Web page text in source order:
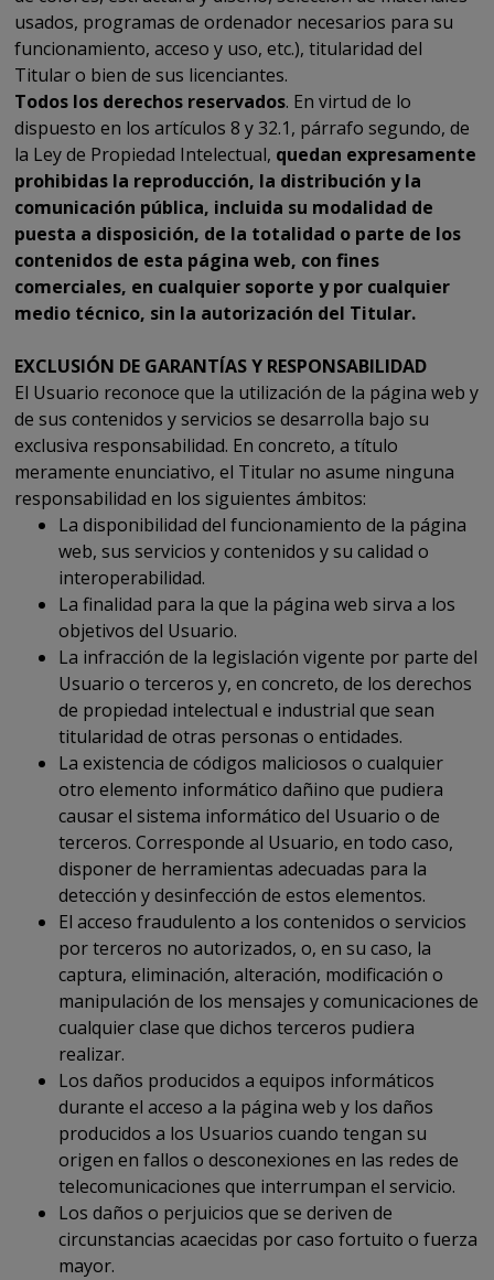
usados, programas de ordenador necesarios para su
funcionamiento, acceso y uso, etc.), titularidad del
Titular o bien de sus licenciantes.
Todos los derechos reservados. En virtud de lo
dispuesto en los artículos 8 y 32.1, párrafo segundo, de
la Ley de Propiedad Intelectual, quedan expresamente
prohibidas la reproducción, la distribución y la
comunicación pública, incluida su modalidad de
puesta a disposición, de la totalidad o parte de los
contenidos de esta página web, con fines
comerciales, en cualquier soporte y por cualquier
medio técnico, sin la autorización del Titular.
EXCLUSIÓN DE GARANTÍAS Y RESPONSABILIDAD
El Usuario reconoce que la utilización de la página web y
de sus contenidos y servicios se desarrolla bajo su
exclusiva responsabilidad. En concreto, a título
meramente enunciativo, el Titular no asume ninguna
responsabilidad en los siguientes ámbitos:
La disponibilidad del funcionamiento de la página
web, sus servicios y contenidos y su calidad o
interoperabilidad.
La finalidad para la que la página web sirva a los
objetivos del Usuario.
La infracción de la legislación vigente por parte del
Usuario o terceros y, en concreto, de los derechos
de propiedad intelectual e industrial que sean
titularidad de otras personas o entidades.
La existencia de códigos maliciosos o cualquier
otro elemento informático dañino que pudiera
causar el sistema informático del Usuario o de
terceros. Corresponde al Usuario, en todo caso,
disponer de herramientas adecuadas para la
detección y desinfección de estos elementos.
El acceso fraudulento a los contenidos o servicios
por terceros no autorizados, o, en su caso, la
captura, eliminación, alteración, modificación o
manipulación de los mensajes y comunicaciones de
cualquier clase que dichos terceros pudiera
realizar.
Los daños producidos a equipos informáticos
durante el acceso a la página web y los daños
producidos a los Usuarios cuando tengan su
origen en fallos o desconexiones en las redes de
telecomunicaciones que interrumpan el servicio.
Los daños o perjuicios que se deriven de
circunstancias acaecidas por caso fortuito o fuerza
mayor.